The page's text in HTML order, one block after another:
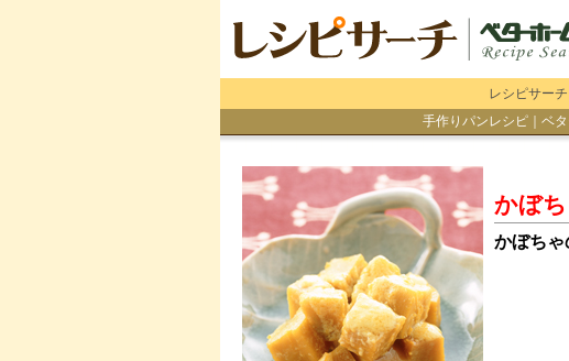
レシピサー
手作りパンレシピ
ベ
かぼ
かぼち